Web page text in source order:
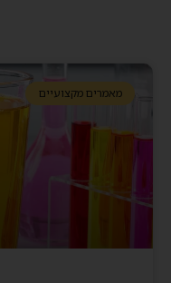
מאמרים מקצועיים